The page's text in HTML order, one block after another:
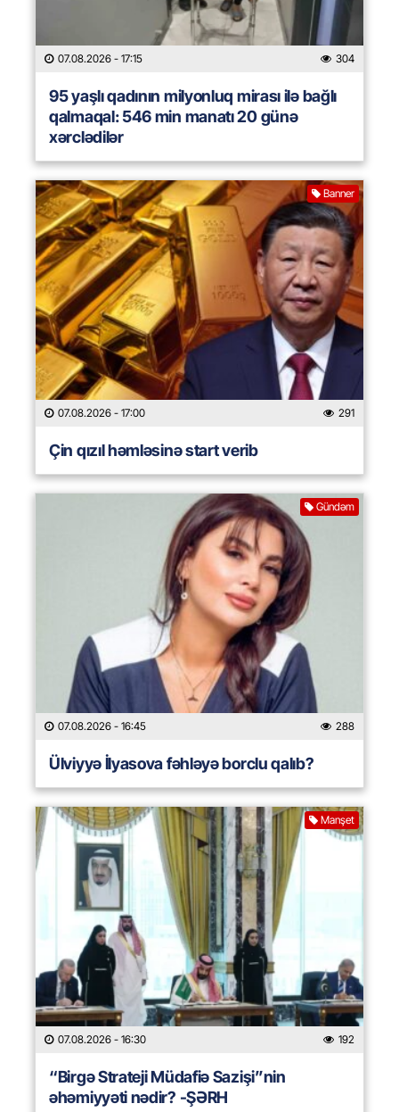
07.08.2026 - 17:15 304
95 yaşlı qadının milyonluq mirası ilə bağlı
qalmaqal: 546 min manatı 20 günə
xərclədilər
Banner
07.08.2026 - 17:00 291
Çin qızıl həmləsinə start verib
Gündəm
07.08.2026 - 16:45 288
Ülviyyə İlyasova fəhləyə borclu qalıb?
Manşet
07.08.2026 - 16:30 192
“Birgə Strateji Müdafiə Sazişi”nin
əhəmiyyəti nədir? -ŞƏRH